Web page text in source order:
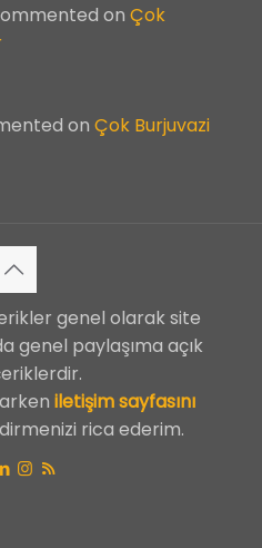
on Çok
on Çok Burjuvazi
genel olarak site
genel paylaşıma açık
iletişim sayfasını
rica ederim.